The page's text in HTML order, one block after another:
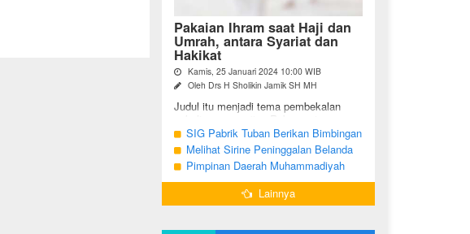
Pakaian Ihram saat Haji dan
Umrah, antara Syariat dan
Hakikat
Kamis, 25 Januari 2024 10:00 WIB
Oleh Drs H Sholikin Jamik SH MH
Judul itu menjadi tema pembekalan
(24/01/2024) di Masjid Nabawi al
Munawaroh, Madinah, kepada jemaah
umrah dari ...
SIG Pabrik Tuban Berikan Bimbingan
Manasik Haji kepada CJH Kabupaten
Tuban
Melihat Sirine Peninggalan Belanda
Penanda Buka Puasa di Pendopo
Bupati Blora
Pimpinan Daerah Muhammadiyah
Bojonegoro Akan Gelar Salat
Iduladha 9 Juli 2022
Lainnya